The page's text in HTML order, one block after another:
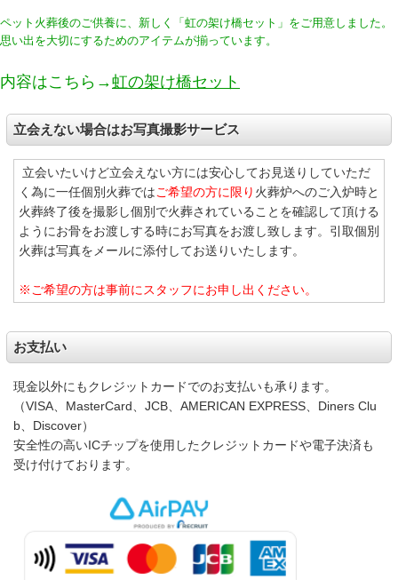
ペット火葬後のご供養に、新しく「虹の架け橋セット」をご用意しました。
思い出を大切にするためのアイテムが揃っています。
内容はこちら→虹の架け橋セット
立会えない場合はお写真撮影サービス
立会いたいけど立会えない方には安心してお見送りしていただ
く為に一任個別火葬ではご希望の方に限り 火葬炉へのご入炉時と
火葬終了後を撮影し個別で火葬されていることを確認して頂ける
ようにお骨をお渡しする時にお写真をお渡し致します。引取個別
火葬は写真をメールに添付してお送りいたします。
※ご希望の方は事前にスタッフにお申し出ください。
お支払い
現金以外にもクレジットカードでのお支払いも承ります。
（VISA、MasterCard、JCB、AMERICAN EXPRESS、Diners Clu
b、Discover）
安全性の高いICチップを使用したクレジットカードや電子決済も
受け付けております。